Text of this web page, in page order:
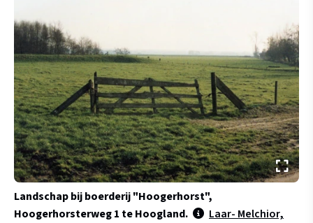
Landschap bij boerderij "Hoogerhorst",
Hoogerhorsterweg 1 te Hoogland.
Laar- Melchior,